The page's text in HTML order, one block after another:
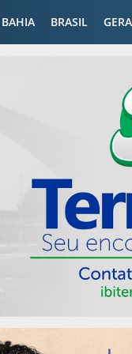
BAHIA BRASIL